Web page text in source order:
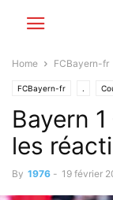
Home FCBayern-fr
FCBayern-fr .
Bayern
les
By 1976 - 19 février